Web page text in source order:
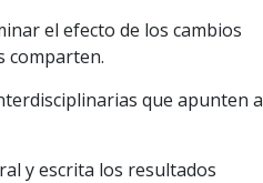
el efecto de los cambios
comparten.
que apunten a
y escrita los resultados